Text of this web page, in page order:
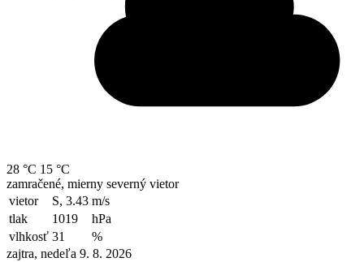
28 °C 15 °C
zamračené, mierny severný vietor
vietor
S, 3.43 m/s
tlak
1019
hPa
vlhkosť 31
%
zajtra, nedeľa 9. 8. 2026